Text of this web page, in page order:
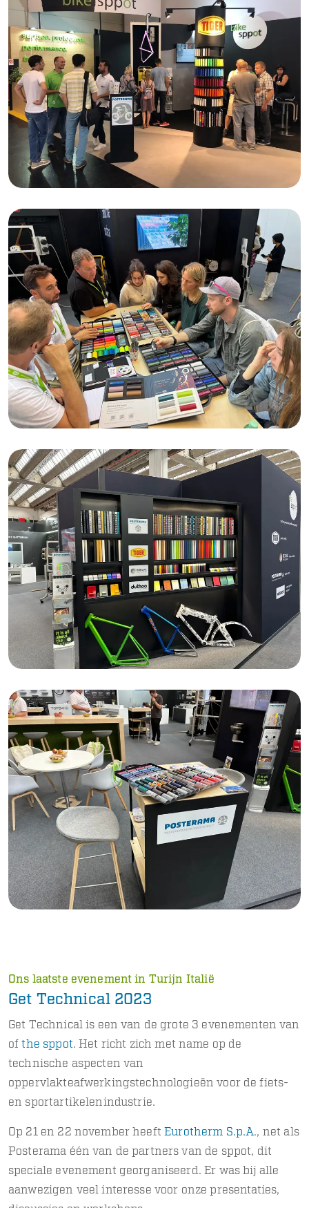
Ons laatste evenement in Turijn Italië
Get Technical 2023
Get Technical is een van de grote 3 evenementen van
ofthe sppot. Het richt zich met name op de
technische aspecten van
oppervlakteafwerkingstechnologieën voor de fiets-
en sportartikelenindustrie.
Op 21 en 22 november heeftEurotherm S.p.A., net als
Posterama één van de partners van de sppot, dit
speciale evenement georganiseerd. Er was bij alle
aanwezigen veel interesse voor onze presentaties,